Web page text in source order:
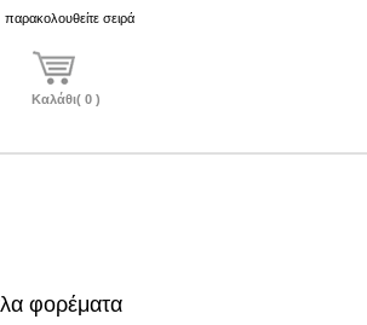
παρακολουθείτε σειρά
Καλάθι( 0 )
φορέματα